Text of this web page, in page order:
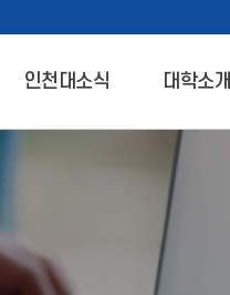
인천대소식 대학소개